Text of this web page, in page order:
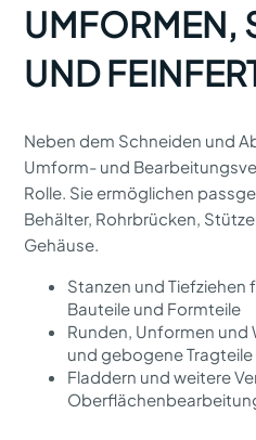
UMFORMEN,
UND
Neben dem Schneiden und
Umform- und
Rolle. Sie ermöglichen
Behälter, Rohrbrücken,
Gehäuse.
Stanzen und Tiefziehen
Bauteile und Formteile
Runden, Unformen und
und gebogene Tragteile
Fladdern und weitere